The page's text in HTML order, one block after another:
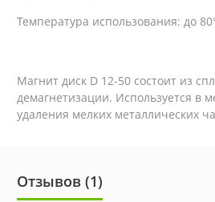
Температура использования: до
Магнит диск D 12-50 состоит из
демагнетизации. Используется в
удаления мелких металлических
Отзывов (1)